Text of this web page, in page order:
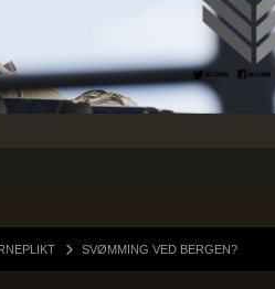
SVØMMING VED BERGEN?